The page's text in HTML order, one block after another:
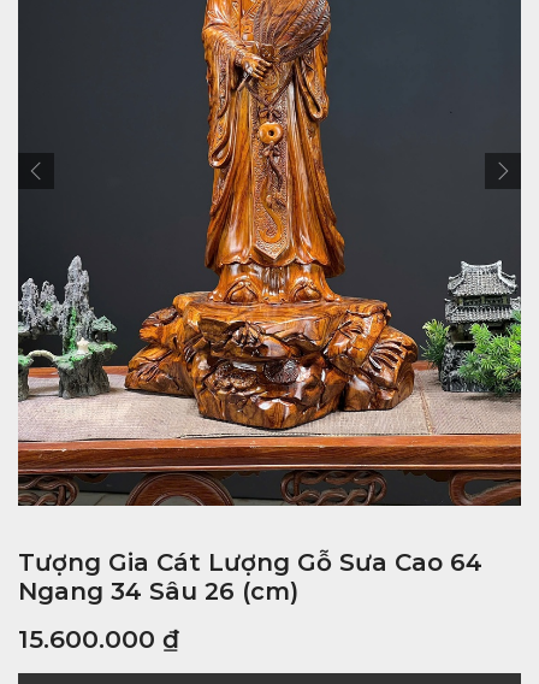
Tượng Gia Cát Lượng Gỗ Sưa Cao 64
Ngang 34 Sâu 26 (cm)
15.600.000 ₫